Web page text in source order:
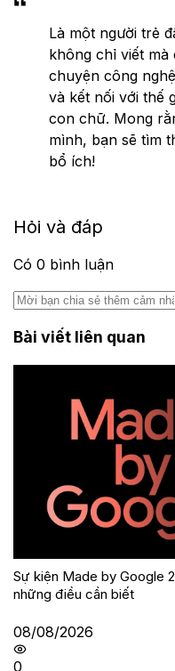
Là một người trẻ
không chỉ viết
chuyện công
và kết nối với thế
con chữ. Mong
mình, bạn sẽ tìm
bổ ích!
Hỏi và đáp
Có 0 bình luận
Bài viết liên quan
Sự kiện Made by Google
những điều cần biết
08/08/2026
0